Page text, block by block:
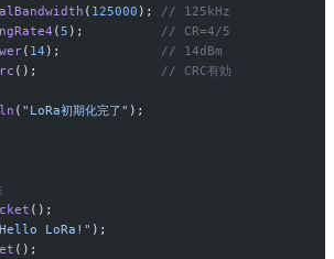
( 125000 );
// 125kHz
( 5 );
          // CR=4/5
( 14 );
             // 14dBm
();
                // CRC有効
( "LoRa初期化完了" );
();
LoRa!" );
();